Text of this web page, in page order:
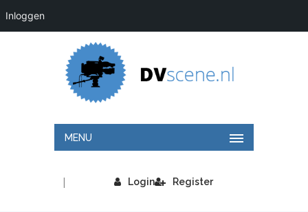
Inloggen
MENU
Login
| Register